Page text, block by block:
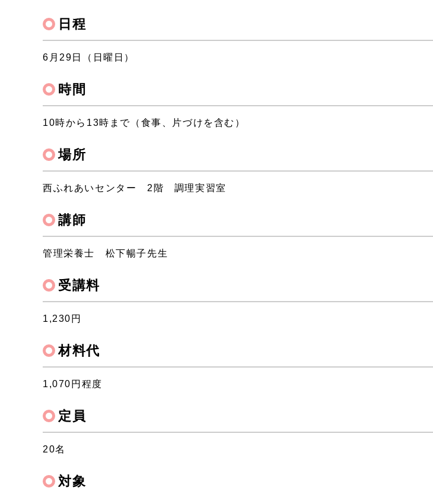
日程
6月29日（日曜日）
時間
10時から13時まで（食事、片づけを含む）
場所
西ふれあいセンター 2階 調理実習室
講師
管理栄養士 松下暢子先生
受講料
1,230円
材料代
1,070円程度
定員
20名
対象